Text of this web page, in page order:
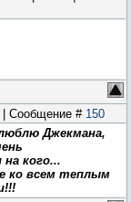
| Сообщение # 150
Джекмана,
кого...
ко всем теплым